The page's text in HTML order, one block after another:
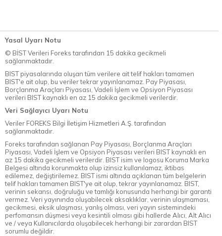
Yasal Uyarı Notu
© BİST Verileri Foreks tarafından 15 dakika gecikmeli
sağlanmaktadır.
BIST piyasalarında oluşan tüm verilere ait telif hakları tamamen
BIST'e ait olup, bu veriler tekrar yayınlanamaz. Pay Piyasası,
Borçlanma Araçları Piyasası, Vadeli İşlem ve Opsiyon Piyasası
verileri BIST kaynaklı en az 15 dakika gecikmeli verilerdir.
Veri Sağlayıcı Uyarı Notu
Veriler FOREKS Bilgi İletişim Hizmetleri A.Ş. tarafından
sağlanmaktadır.
Foreks tarafından sağlanan Pay Piyasası, Borçlanma Araçları
Piyasası, Vadeli İşlem ve Opsiyon Piyasası verileri BIST kaynaklı en
az 15 dakika gecikmeli verilerdir. BIST isim ve logosu Koruma Marka
Belgesi altında korunmakta olup izinsiz kullanılamaz, iktibas
edilemez, değiştirilemez. BIST ismi altında açıklanan tüm belgelerin
telif hakları tamamen BIST'ye ait olup, tekrar yayınlanamaz. BIST,
verinin sekansı, doğruluğu ve tamlığı konusunda herhangi bir garanti
vermez. Veri yayınında oluşabilecek aksaklıklar, verinin ulaşmaması,
gecikmesi, eksik ulaşması, yanlış olması, veri yayın sistemindeki
perfomansın düşmesi veya kesintili olması gibi hallerde Alıcı, Alt Alıcı
ve / veya Kullanıcılarda oluşabilecek herhangi bir zarardan BIST
sorumlu değildir.